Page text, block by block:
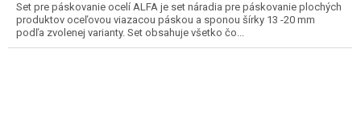
Set pre páskovanie ocelí ALFA je set náradia pre páskovanie plochých
produktov oceľovou viazacou páskou a sponou šírky 13 -20 mm
podľa zvolenej varianty. Set obsahuje všetko čo...